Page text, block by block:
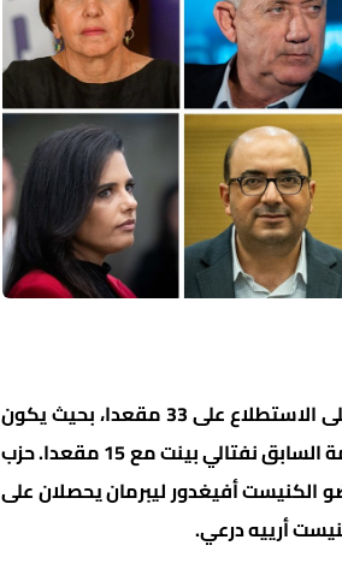
ويحصل حزب “الليكود” برئاسة رئيس الحكومة بنيامين نتنياهو بناء على الاستطلاع على 33 مقعدا، بحيث يكون
الحزب الأكبر في الكنيست، يليه حزب “بينت 2026” برئاسة رئيس الحكومة السابق نفتالي بينت مع 15 مقعدا. حزب
الكنيست أفيغدور ليبرمان يحصلان على